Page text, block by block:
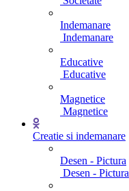
Indemanare
Indemanare
Educative
Educative
Magnetice
Magnetice
Creatie si indemanare
Desen - Pictura
Desen - Pictura